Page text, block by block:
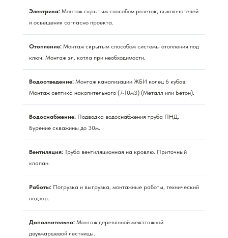
Электрика: Монтаж скрытым способом розеток, выключателей
и освещения согласно проекта.
Отопление: Монтаж скрытым способом системы отопления под
ключ. Монтаж эл. котла при необходимости.
Водоотведение: Монтаж канализации ЖБИ колец 6 кубов.
Монтаж септика накопительного (7-10м3) (Металл или Бетон).
Водоснабжение: Подводка водоснабжения труба ПНД.
Бурение скважины до 30м.
Вентиляция: Труба вентиляционная на кровлю. Приточный
клапан.
Работы: Погрузка и выгрузка, монтажные работы, технический
надзор.
Дополнительно: Монтаж деревянной межэтажной
двухмаршевой лестницы.